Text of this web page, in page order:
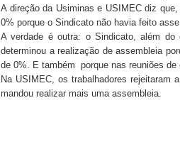
A direção da Usiminas e USIMEC diz
0% porque o Sindicato não havia feito
A verdade é outra: o Sindicato, além do
determinou a realização de assembleia
de 0%. E também porque nas reuniões
Na USIMEC, os trabalhadores rejeitaram
mandou realizar mais uma assembleia.